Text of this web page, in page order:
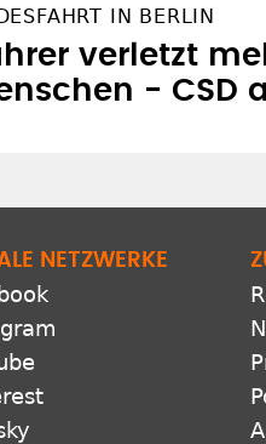
IN BERLIN
verletzt
- CSD
NETZWERKE